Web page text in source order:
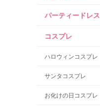
パーティードレス
コスプレ
ハロウィンコスプレ
サンタコスプレ
お化けの日コスプレ